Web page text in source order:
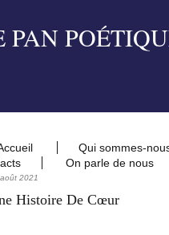
Qui sommes-
On parle de nous
2021
Histoire De Cœur